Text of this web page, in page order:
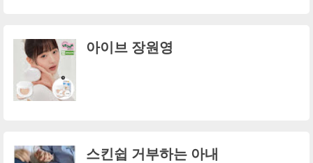
아이브 장원영
스킨쉽 거부하는 아내